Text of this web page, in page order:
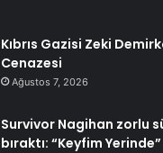
Kıbrıs Gazisi Zeki
Cenazesi
Ağustos 7, 2026
Survivor Nagihan zorlu
bıraktı: “Keyfim Yerinde”